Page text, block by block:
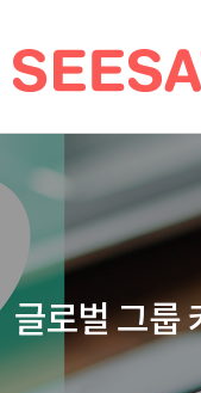
글로벌 그룹